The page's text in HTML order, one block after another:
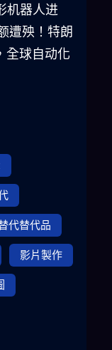
机器人进
遭殃！特朗
全球自动化
代替代品
影片製作